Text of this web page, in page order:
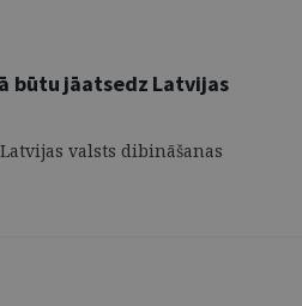
būtu jāatsedz Latvijas
valsts dibināšanas